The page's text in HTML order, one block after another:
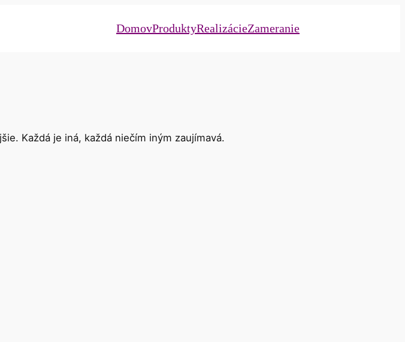
DomovProduktyRealizácieZameranie
Každá je iná, každá niečím iným zaujímavá.